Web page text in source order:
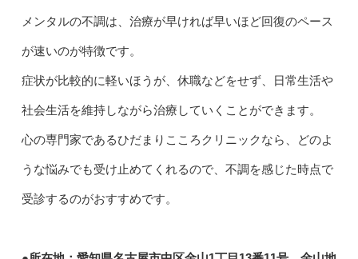
メンタルの不調は、治療が早ければ早いほど回復のペース
が速いのが特徴です。
症状が比較的に軽いほうが、休職などをせず、日常生活や
社会生活を維持しながら治療していくことができます。
心の専門家であるひだまりこころクリニックなら、どのよ
うな悩みでも受け止めてくれるので、不調を感じた時点で
受診するのがおすすめです。